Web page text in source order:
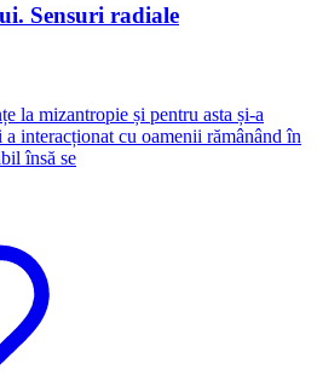
Sensuri radiale
la mizantropie și pentru asta și-a
interacționat cu oamenii rămânând în
însă se